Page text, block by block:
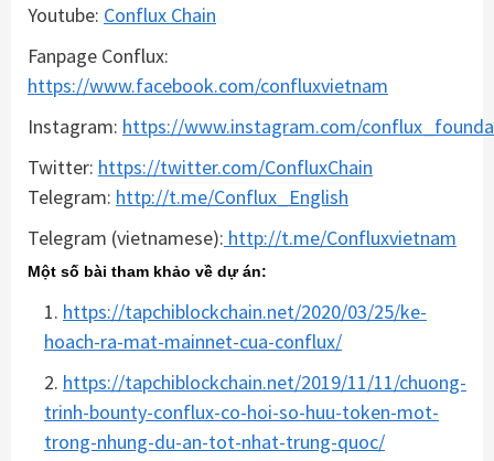
Youtube: Conflux Chain
Fanpage Conflux:
https://www.facebook.com/confluxvietnam
Instagram: https://www.instagram.com/
Twitter: https://twitter.com/ConfluxChain
Telegram: http://t.me/Conflux_English
Telegram (vietnamese): http://t.me/Confluxvietnam
Một số bài tham khảo về dự án:
https://tapchiblockchain.net/2020/03/25/ke-
hoach-ra-mat-mainnet-cua-conflux/
https://tapchiblockchain.net/2019/11/11/chuong-
trinh-bounty-conflux-co-hoi-so-huu-token-mot-
trong-nhung-du-an-tot-nhat-trung-quoc/